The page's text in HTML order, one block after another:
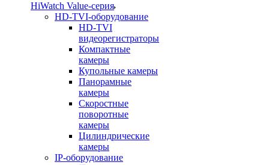
HiWatch Value-серия
HD-TVI-оборудование
HD-TVI
видеорегистраторы
Компактные
камеры
Купольные камеры
Панорамные
камеры
Скоростные
поворотные
камеры
Цилиндрические
камеры
IP-оборудование